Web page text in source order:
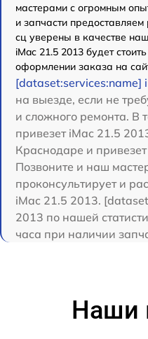
мастерами с огромным
и запчасти
сц уверены в качестве
iMac 21.5 2013 будет
оформлении заказа на
[dataset:services:name]
на выезде, если не
и сложного ремонта. В
привезет iMac 21.5
Краснодаре и
Позвоните и наш
проконсультирует и
iMac 21.5 2013.
2013 по нашей
часа при наличии
Наши